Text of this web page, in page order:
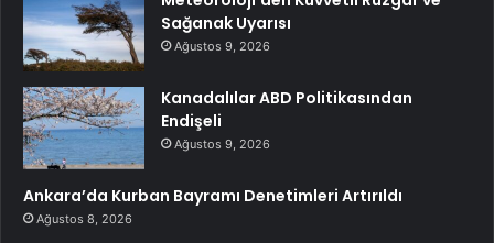
Sağanak Uyarısı
Ağustos 9, 2026
Kanadalılar ABD Politikasından
Endişeli
Ağustos 9, 2026
Ankara’da Kurban Bayramı Denetimleri Artırıldı
Ağustos 8, 2026